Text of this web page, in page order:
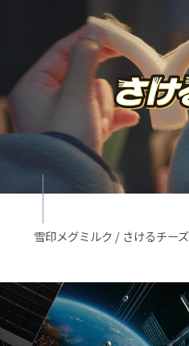
雪印メグミルク / さけるチー